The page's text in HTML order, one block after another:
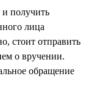
и получить
лица
стоит отправить
о вручении.
обращение